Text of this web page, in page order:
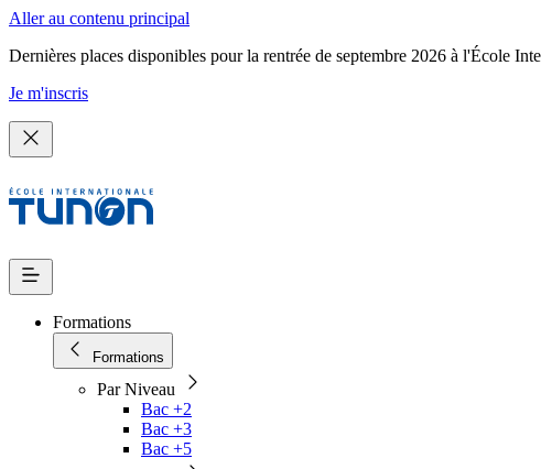
Aller au contenu principal
Dernières places disponibles pour la rentrée de septembre 2026 à l'École
Je m'inscris
Formations
Formations
Par Niveau
Bac +2
Bac +3
Bac +5